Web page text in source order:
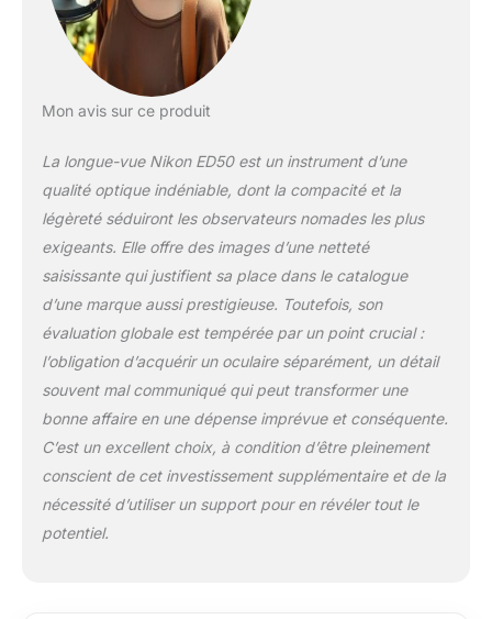
Mon avis sur ce produit
La longue-vue Nikon ED50 est un instrument d’une
qualité optique indéniable, dont la compacité et la
légèreté séduiront les observateurs nomades les plus
exigeants. Elle offre des images d’une netteté
saisissante qui justifient sa place dans le catalogue
d’une marque aussi prestigieuse. Toutefois, son
évaluation globale est tempérée par un point crucial :
l’obligation d’acquérir un oculaire séparément, un détail
souvent mal communiqué qui peut transformer une
bonne affaire en une dépense imprévue et conséquente.
C’est un excellent choix, à condition d’être pleinement
conscient de cet investissement supplémentaire et de la
nécessité d’utiliser un support pour en révéler tout le
potentiel.